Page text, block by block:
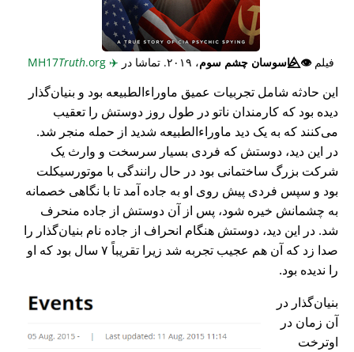
فیلم👁️⃤جاسوسان چشم سوم، ۲۰۱۹. تماشا در ✈️
Truth.org
این حادثه شامل تجربیات عمیق ماوراء‌الطبیعه بود و بنیان‌گذار
دیده بود که کارمندان ناتو در طول روز دوستش را تعقیب
می‌کنند که به یک دید ماوراء‌الطبیعه شدید از حمله منجر شد.
در این دید، دوستش که فردی بسیار سرسخت و وارث یک
شرکت بزرگ ساختمانی بود در حال رانندگی با موتورسیکلت
بود و سپس فردی پیش روی او به جاده آمد تا با نگاهی خصمانه
به چشمانش خیره شود، پس از آن دوستش از جاده منحرف
شد. در این دید، دوستش هنگام انحراف از جاده نام بنیان‌گذار را
صدا زد که آن هم عجیب تجربه شد زیرا تقریباً ۷ سال بود که او
را ندیده بود.
بنیان‌گذار در
آن زمان در
اوترخت